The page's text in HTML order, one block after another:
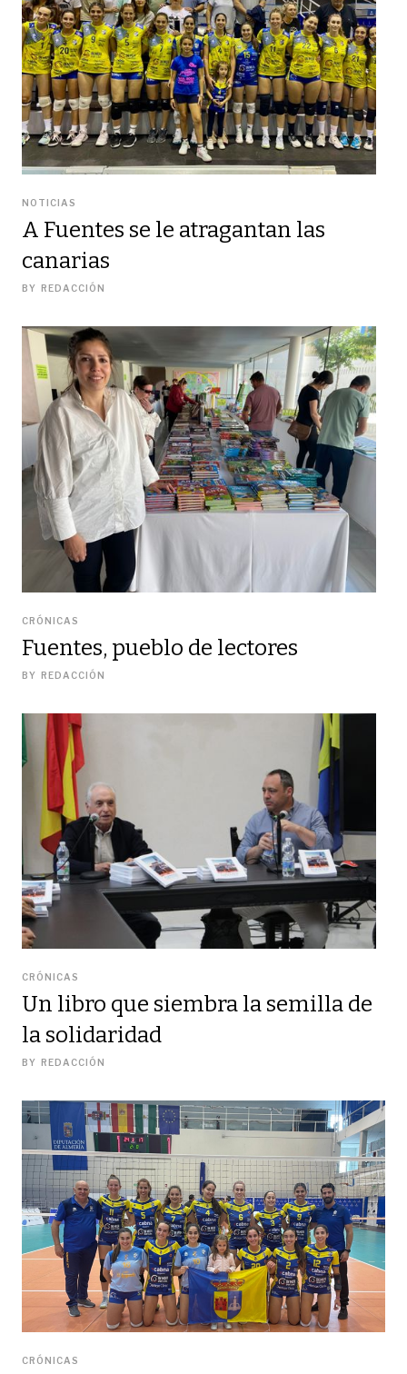
NOTICIAS
A Fuentes se le atragantan las
canarias
BY REDACCIÓN
CRÓNICAS
Fuentes, pueblo de lectores
BY REDACCIÓN
CRÓNICAS
Un libro que siembra la semilla de
la solidaridad
BY REDACCIÓN
CRÓNICAS